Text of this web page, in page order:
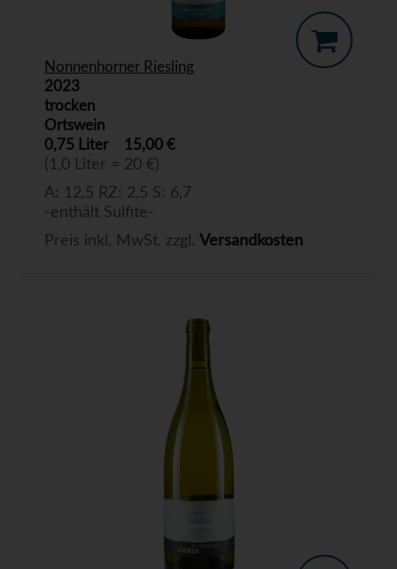
Nonnenhorner Riesling
2023
trocken
Ortswein
0,75 Liter
15,00 €
(1,0 Liter = 20 €)
A: 12,5 RZ: 2,5 S: 6,7
-enthält Sulfite-
Preis inkl. MwSt. zzgl. Versandkosten